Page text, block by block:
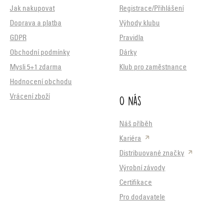
Jak nakupovat
Doprava a platba
GDPR
Obchodní podmínky
Mysli 5+1 zdarma
Hodnocení obchodu
Vrácení zboží
Registrace/Přihlášení
Výhody klubu
Pravidla
Dárky
Klub pro zaměstnance
O nás
Náš příběh
Kariéra
Distribuované značky
Výrobní závody
Certifikace
Pro dodavatele